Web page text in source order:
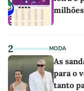
milhões
2 MODA
As
para o
tanto